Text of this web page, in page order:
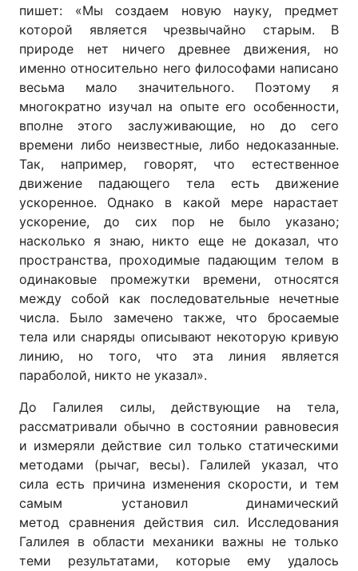
пишет: «Мы создаем новую науку, предмет
которой является чрезвычайно старым. В
природе нет ничего древнее движения, но
именно относительно него философами написано
весьма мало значительного. Поэтому я
многократно изучал на опыте его особенности,
вполне этого заслуживающие, но до сего
времени либо неизвестные, либо недоказанные.
Так, например, говорят, что естественное
движение падающего тела есть движение
ускоренное. Однако в какой мере нарастает
ускорение, до сих пор не было указано;
насколько я знаю, никто еще не доказал, что
пространства, проходимые падающим телом в
одинаковые промежутки времени, относятся
между собой как последовательные нечетные
числа. Было замечено также, что бросаемые
тела или снаряды описывают некоторую кривую
линию, но того, что эта линия является
параболой, никто не указал».
До Галилея силы, действующие на тела,
рассматривали обычно в состоянии равновесия
и измеряли действие сил только статическими
методами (рычаг, весы). Галилей указал, что
сила есть причина изменения скорости, и тем
самым установил динамический
метод сравнения действия сил. Исследования
Галилея в области механики важны не только
теми результатами, которые ему удалось